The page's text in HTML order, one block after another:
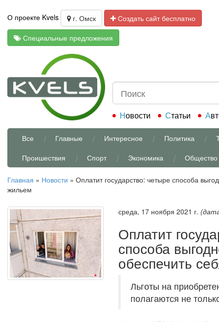
О проекте Kvels г. Омск
Создать сайт бесплатно
Специальные предложения
Новости Статьи
Все Главные Интересное Политика
Проишествия
Спорт Экономика Общество
Главная » Новости » Оплатит государство: четыре способа
жильем
среда, 17 ноября 2021 г.
Оплатит
способа
обеспечить
Льготы на
полагаются не